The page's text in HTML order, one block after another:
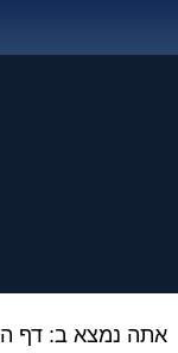
אתה נמצא ב: דף